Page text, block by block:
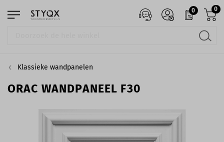
0 0
Klassieke wandpanelen
ORAC WANDPANEEL F30